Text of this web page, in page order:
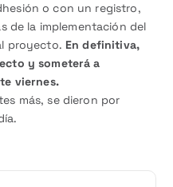
o con un registro,
de la implementación del
proyecto. En definitiva,
y someterá a
viernes.
más, se dieron por